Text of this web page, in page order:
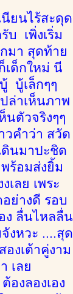
นียนไร้สะดุด
บ เพิ่งเริ่ม
มา สุดท้าย
เด็กใหม่ นี
บู้เล็กๆๆ
ล่าเห็นภาพ
นตัวจริงๆๆ
วคำว่า สวัด
ดินมาปะชิด
ร้อมส่งยิ้ม
ลย เพระ
ย่างดี รอบ
ง ลื่นไหลลื่น
งหวะ ....สุด
งเต้าคู่งาม
เลย
งลองเอง